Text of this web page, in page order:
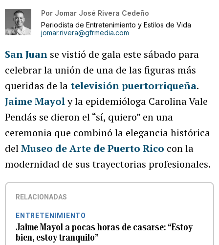
Por Jomar José Rivera Cedeño
Periodista de Entretenimiento y Estilos de Vida
jomar.rivera@gfrmedia.com
San Juan se vistió de gala este sábado para
celebrar la unión de una de las figuras más
queridas de la televisión puertorriqueña.
Jaime Mayoly la epidemióloga Carolina Vale
Pendás se dieron el “sí, quiero” en una
ceremonia que combinó la elegancia histórica
delMuseo de Arte de Puerto Rico con la
modernidad de sus trayectorias profesionales.
RELACIONADAS
ENTRETENIMIENTO
Jaime Mayol a pocas horas de casarse: “Estoy
bien, estoy tranquilo”